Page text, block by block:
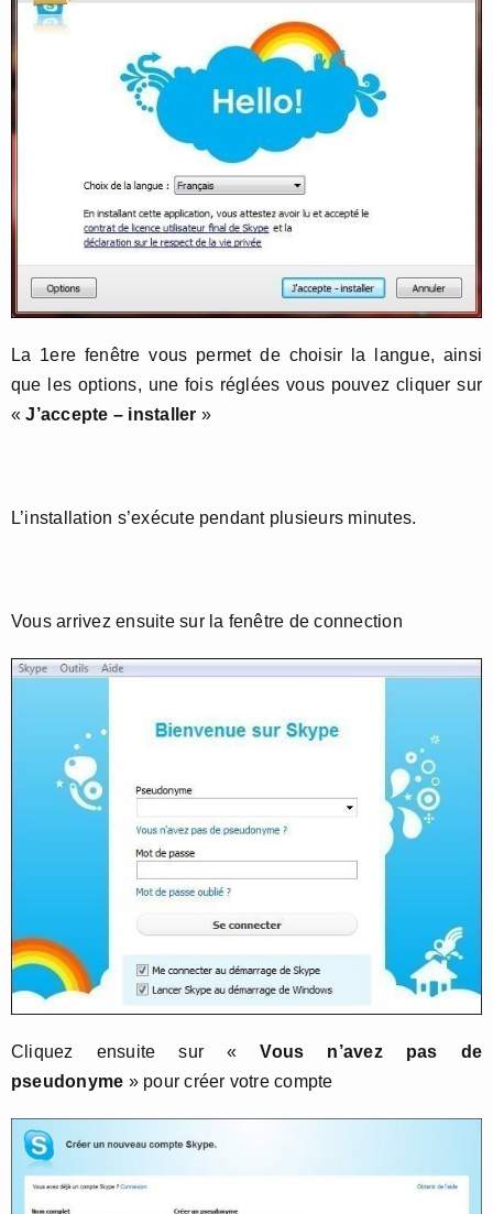
La 1ere fenêtre vous permet de choisir la langue, ainsi
que les options, une fois réglées vous pouvez cliquer sur
«J’accepte – installer »
L’installation s’exécute pendant plusieurs minutes.
Vous arrivez ensuite sur la fenêtre de connection
Cliquez ensuite sur «Vous n’avez pas de
pseudonyme » pour créer votre compte